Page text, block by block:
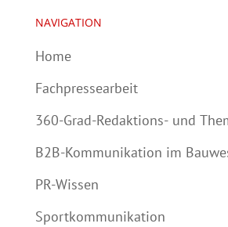
NAVIGATION
Home
Fachpressearbeit
360-Grad-Redaktions- und
B2B-Kommunikation im
PR-Wissen
Sportkommunikation